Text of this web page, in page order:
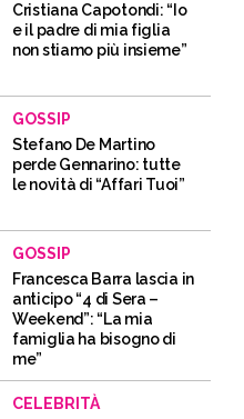
Cristiana Capotondi: “Io
e il padre di mia figlia
non stiamo più insieme”
GOSSIP
Stefano De Martino
perde Gennarino: tutte
le novità di “Affari Tuoi”
GOSSIP
Francesca Barra lascia in
anticipo “4 di Sera –
Weekend”: “La mia
famiglia ha bisogno di
me”
CELEBRITÀ